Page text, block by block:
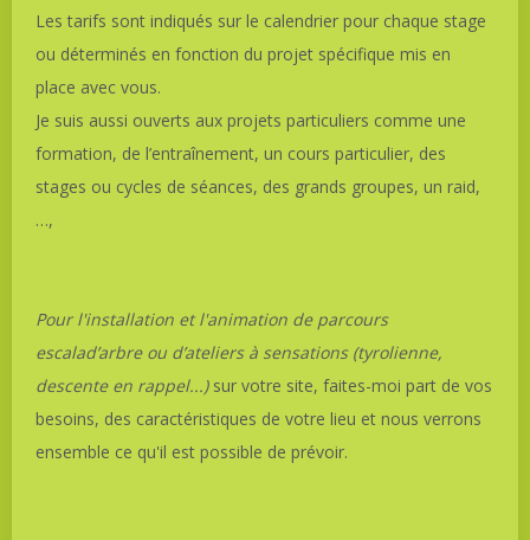
Les tarifs sont indiqués sur le calendrier pour chaque stage
ou déterminés en fonction du projet spécifique mis en
place avec vous.
Je suis aussi ouverts aux projets particuliers comme une
formation, de l’entraînement, un cours particulier, des
stages ou cycles de séances, des grands groupes, un raid,
…,
Pour l'installation et l'animation de parcours
escalad’arbre ou d’ateliers à sensations (tyrolienne,
descente en rappel...)sur votre site, faites-moi part de vos
besoins, des caractéristiques de votre lieu et nous verrons
ensemble ce qu'il est possible de prévoir.